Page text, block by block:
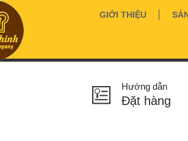
GIỚI THIỆU
Hướng dẫn
Đặt hàng